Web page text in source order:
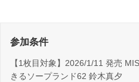
参加条件
【1枚目対象】2026/1/11 発売
きるソープランド62 鈴木真夕